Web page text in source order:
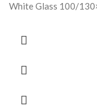
White Glass 100/